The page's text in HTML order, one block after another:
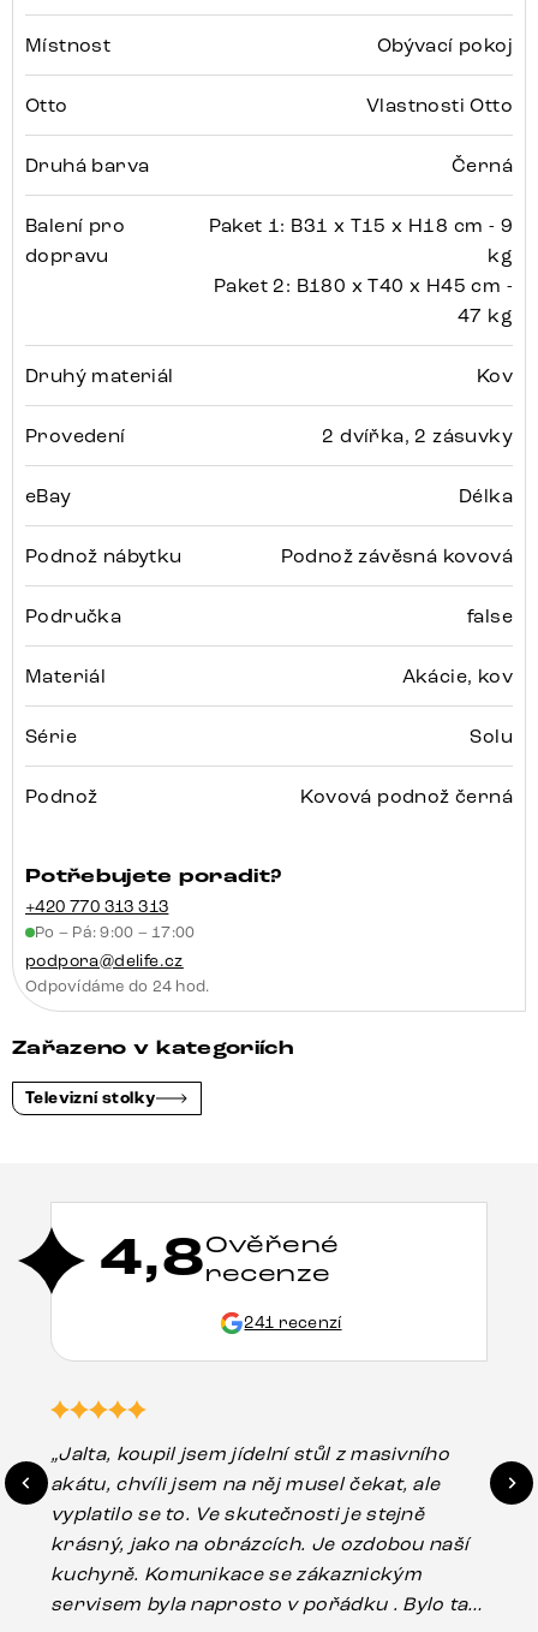
Místnost Obývací pokoj
Otto Vlastnosti Otto
Druhá barva Černá
Balení pro
dopravu
Paket 1: B31 x T15 x H18 cm - 9
kg
Paket 2: B180 x T40 x H45 cm -
47 kg
Druhý materiál Kov
Provedení 2 dvířka, 2 zásuvky
eBay Délka
Podnož nábytku Podnož závěsná kovová
Područka false
Materiál Akácie, kov
Série Solu
Podnož Kovová podnož černá
Potřebujete poradit?
+420 770 313 313
Po – Pá: 9:00 – 17:00
podpora@delife.cz
Odpovídáme do 24 hod.
Zařazeno v kategoriích
Televizní stolky
4,8Ověřené
recenze
241 recenzí
„Jalta, koupil jsem jídelní stůl z masivního
akátu, chvíli jsem na něj musel čekat, ale
vyplatilo se to. Ve skutečnosti je stejně
krásný, jako na obrázcích. Je ozdobou naší
kuchyně. Komunikace se zákaznickým
servisem byla naprosto v pořádku . Bylo tam